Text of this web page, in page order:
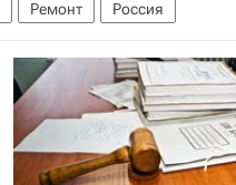
Ремонт Россия